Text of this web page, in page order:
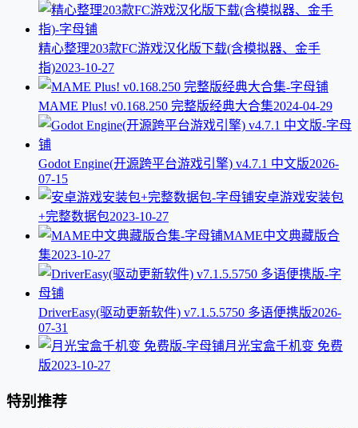
精心整理203款FC游戏汉化版下载(含模拟器、金手
指)2023-10-27
MAME Plus! v0.168.250 完整版经典大合集2024-04-29
Godot Engine(开源跨平台游戏引擎) v4.7.1 中文版2026-
07-15
安卓游戏安装包
+完整数据包2023-10-27
MAME中文典藏版合
集2023-10-27
DriverEasy(驱动更新软件) v7.1.5.5750 多语便携版2026-
07-31
月光宝盒千机变 免费
版2023-10-27
特别推荐